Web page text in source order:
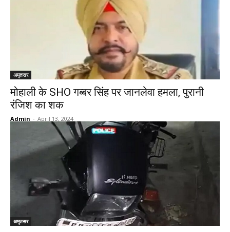
अमृतसर
मोहाली के SHO गब्बर सिंह पर जानलेवा हमला, पुरानी
रंजिश का शक
Admin - April 13, 2024
अमृतसर